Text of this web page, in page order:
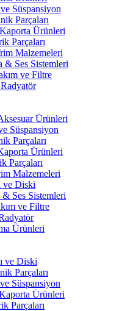
Süspansiyon
Parçaları
Ürünleri
Parçaları
Malzemeleri
Ses Sistemleri
ve Filtre
Ürünleri
Süspansiyon
Parçaları
Ürünleri
Parçaları
Malzemeleri
ve Diski
Ses Sistemleri
ve Filtre
Ürünleri
ve Diski
Parçaları
Süspansiyon
Ürünleri
Parçaları